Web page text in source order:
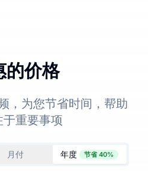
的价格
，为您节省时间，帮助
于重要事项
月付 年度 节省 40%